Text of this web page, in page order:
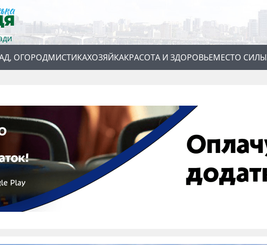
ОГОРОДМИСТИКАХОЗЯЙКАКРАСОТА И ЗДОРОВЬЕМЕСТО СИЛЫ